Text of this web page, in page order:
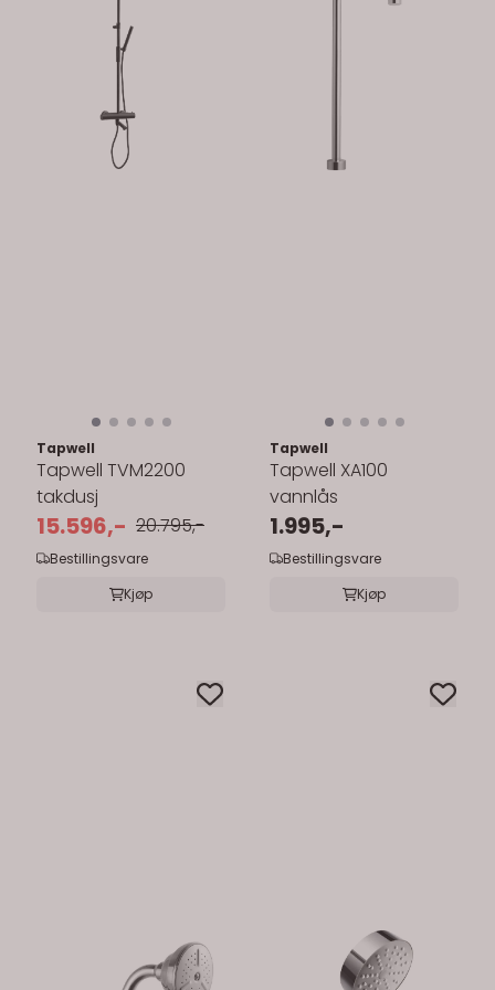
Tapwell
Tapwell TVM2200
takdusj
15.596,- 20.795,-
Bestillingsvare
Kjøp
Tapwell
Tapwell XA100
vannlås
1.995,-
Bestillingsvare
Kjøp